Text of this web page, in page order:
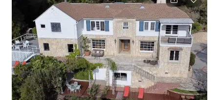
pendant que ce TARIF PROMOTIONNEL est en vigueur ! Cet
espace est prêt pour les événements et la production ! Des
pièces supplémen